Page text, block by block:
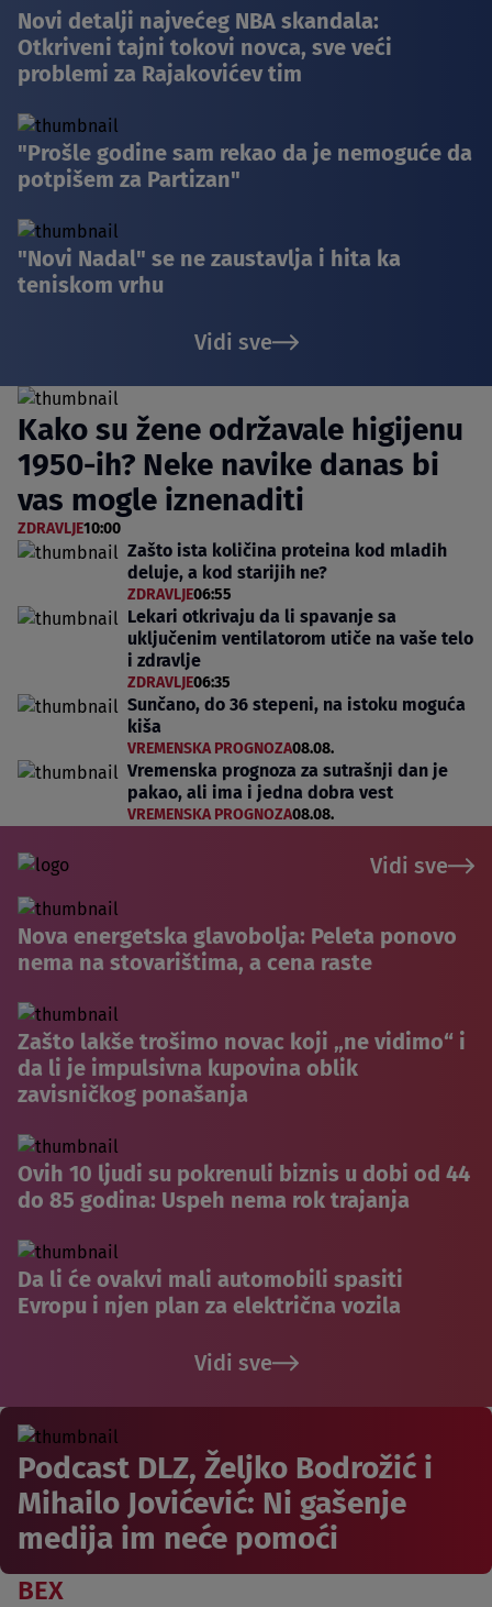
Novi detalji najvećeg NBA skandala:
Otkriveni tajni tokovi novca, sve veći
problemi za Rajakovićev tim
"Prošle godine sam rekao da je nemoguće da
potpišem za Partizan"
"Novi Nadal" se ne zaustavlja i hita ka
teniskom vrhu
Vidi sve
Kako su žene održavale higijenu
1950-ih? Neke navike danas bi
vas mogle iznenaditi
ZDRAVLJE10:00
Zašto ista količina proteina kod mladih
deluje, a kod starijih ne?
ZDRAVLJE06:55
Lekari otkrivaju da li spavanje sa
uključenim ventilatorom utiče na vaše telo
i zdravlje
ZDRAVLJE06:35
Sunčano, do 36 stepeni, na istoku moguća
kiša
VREMENSKA PROGNOZA08.08.
Vremenska prognoza za sutrašnji dan je
pakao, ali ima i jedna dobra vest
VREMENSKA PROGNOZA08.08.
Vidi sve
Nova energetska glavobolja: Peleta ponovo
nema na stovarištima, a cena raste
Zašto lakše trošimo novac koji „ne vidimo“ i
da li je impulsivna kupovina oblik
zavisničkog ponašanja
Ovih 10 ljudi su pokrenuli biznis u dobi od 44
do 85 godina: Uspeh nema rok trajanja
Da li će ovakvi mali automobili spasiti
Evropu i njen plan za električna vozila
Vidi sve
Podcast DLZ, Željko Bodrožić i
Mihailo Jovićević: Ni gašenje
medija im neće pomoći
BEX